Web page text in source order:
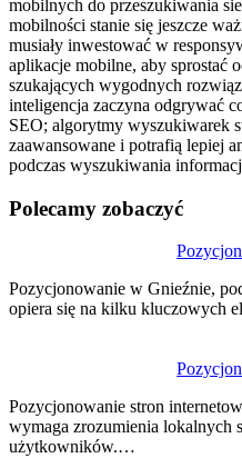
mobilnych do przeszukiwania
mobilności stanie się jeszcze
musiały inwestować w
aplikacje mobilne, aby sprostać
szukających wygodnych
inteligencja zaczyna odgrywać
SEO; algorytmy wyszukiwarek
zaawansowane i potrafią lepiej
podczas wyszukiwania
Polecamy zobaczyć
Pozycjonowanie w Gnieźnie,
opiera się na kilku kluczowych
Pozycjonowanie stron
wymaga zrozumienia lokalnych
użytkowników.…
wpisu